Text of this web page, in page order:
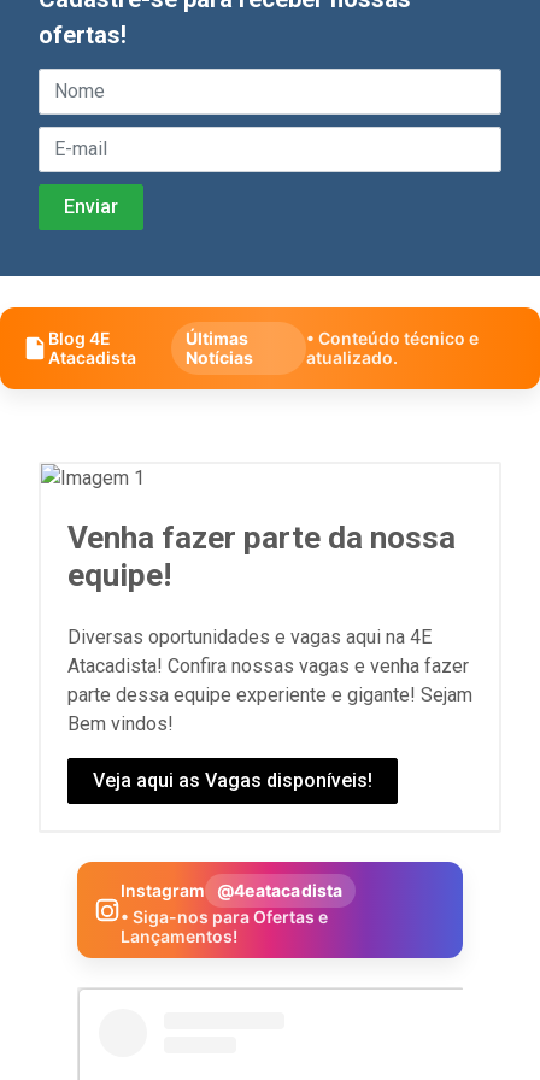
ofertas!
Blog 4E
Atacadista
Últimas
Notícias
• Conteúdo técnico e
atualizado.
Venha fazer parte da nossa
equipe!
Diversas oportunidades e vagas aqui na 4E
Atacadista! Confira nossas vagas e venha fazer
parte dessa equipe experiente e gigante! Sejam
Bem vindos!
Veja aqui as Vagas disponíveis!
Instagram
@4eatacadista
• Siga-nos para Ofertas e
Lançamentos!